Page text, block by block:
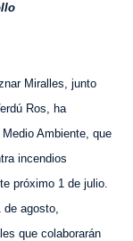
Miralles, junto
Ros, ha
Medio Ambiente, que
incendios
próximo 1 de julio.
agosto,
que colaborarán